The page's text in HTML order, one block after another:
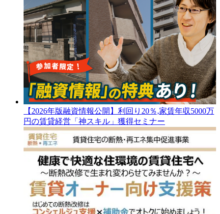
【2026年版融資情報公開】利回り20％,家賃年収5000万
円の賃貸経営「神スキル」獲得セミナー